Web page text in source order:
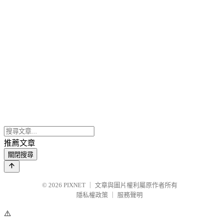
推薦文章
關閉搜尋
© 2026 PIXNET
文章與圖片權利屬原作者所有
隱私權政策
服務聲明
⚠️